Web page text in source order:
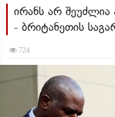
ირანს არ
- ბრიტანეთის
724